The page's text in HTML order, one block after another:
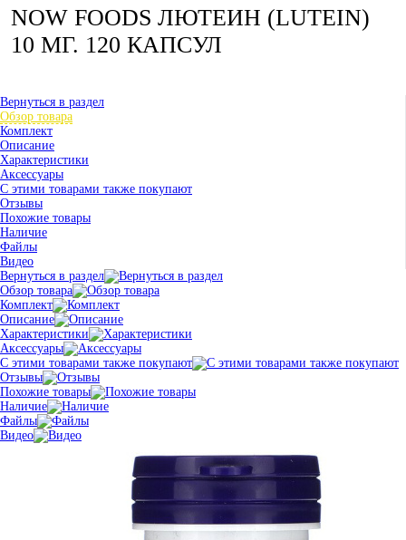
NOW FOODS ЛЮТЕИН (LUTEIN)
10 МГ. 120 КАПСУЛ
Вернуться в раздел
Обзор товара
Комплект
Описание
Характеристики
Аксессуары
С этими товарами также покупают
Отзывы
Похожие товары
Наличие
Файлы
Видео
Вернуться в раздел
Обзор товара
Комплект
Описание
Характеристики
Аксессуары
С этими товарами также покупают
Отзывы
Похожие товары
Наличие
Файлы
Видео